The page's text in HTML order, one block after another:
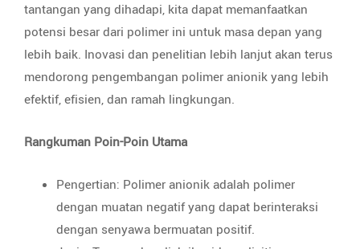
tantangan yang dihadapi, kita dapat memanfaatkan
potensi besar dari polimer ini untuk masa depan yang
lebih baik. Inovasi dan penelitian lebih lanjut akan terus
mendorong pengembangan polimer anionik yang lebih
efektif, efisien, dan ramah lingkungan.
Rangkuman Poin-Poin Utama
Pengertian: Polimer anionik adalah polimer
dengan muatan negatif yang dapat berinteraksi
dengan senyawa bermuatan positif.